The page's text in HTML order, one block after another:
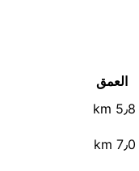
العمق
5٫8 km
7٫0 km